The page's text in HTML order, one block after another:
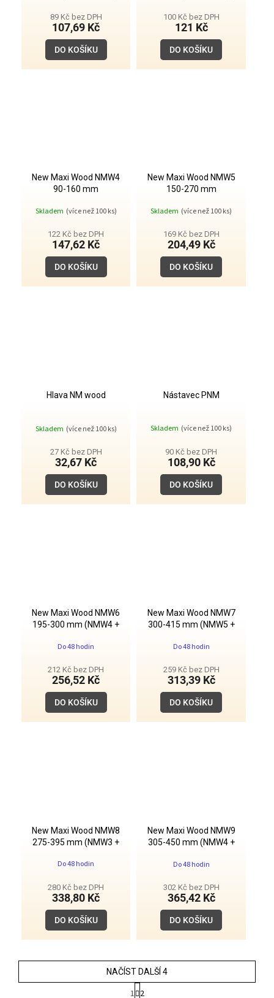
89 Kč bez DPH
107,69 Kč
DO KOŠÍKU
100 Kč bez DPH
121 Kč
DO KOŠÍKU
New Maxi Wood NMW4
90-160 mm
Skladem (více než 100 ks)
122 Kč bez DPH
147,62 Kč
DO KOŠÍKU
New Maxi Wood NMW5
150-270 mm
Skladem (více než 100 ks)
169 Kč bez DPH
204,49 Kč
DO KOŠÍKU
Hlava NM wood
Skladem (více než 100 ks)
27 Kč bez DPH
32,67 Kč
DO KOŠÍKU
Nástavec PNM
hodnocení
je
5,0
5
hvězdiček.
Skladem (více než 100 ks)
90 Kč bez DPH
108,90 Kč
DO KOŠÍKU
New Maxi Wood NMW6
195-300 mm (NMW4 +
Do 48 hodin
212 Kč bez DPH
256,52 Kč
DO KOŠÍKU
New Maxi Wood NMW7
300-415 mm (NMW5 +
Do 48 hodin
259 Kč bez DPH
313,39 Kč
DO KOŠÍKU
New Maxi Wood NMW8
275-395 mm (NMW3 +
hodnocení
je
5,0
5
hvězdiček.
Do 48 hodin
280 Kč bez DPH
338,80 Kč
DO KOŠÍKU
New Maxi Wood NMW9
305-450 mm (NMW4 +
Do 48 hodin
302 Kč bez DPH
365,42 Kč
DO KOŠÍKU
NAČÍST DALŠÍ 4
1 2